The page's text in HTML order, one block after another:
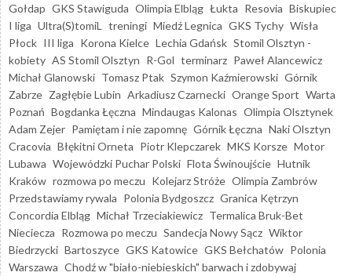
Gołdap GKS Stawiguda Olimpia Elbląg Łukta Resovia Biskupiec
I liga Ultra(S)tomiL treningi Miedź Legnica GKS Tychy Wisła
Płock III liga Korona Kielce Lechia Gdańsk Stomil Olsztyn -
kobiety AS Stomil Olsztyn R-Gol terminarz Paweł Alancewicz
Michał Glanowski Tomasz Ptak Szymon Kaźmierowski Górnik
Zabrze Zagłębie Lubin Arkadiusz Czarnecki Orange Sport Warta
Poznań Bogdanka Łęczna Mindaugas Kalonas Olimpia Olsztynek
Adam Zejer Pamiętam i nie zapomnę Górnik Łęczna Naki Olsztyn
Cracovia Błękitni Orneta Piotr Klepczarek MKS Korsze Motor
Lubawa Wojewódzki Puchar Polski Flota Świnoujście Hutnik
Kraków rozmowa po meczu Kolejarz Stróże Olimpia Zambrów
Przedstawiamy rywala Polonia Bydgoszcz Granica Kętrzyn
Concordia Elbląg Michał Trzeciakiewicz Termalica Bruk-Bet
Nieciecza Rozmowa po meczu Sandecja Nowy Sącz Wiktor
Biedrzycki Bartoszyce GKS Katowice GKS Bełchatów Polonia
Warszawa Chodź w "biało-niebieskich" barwach i zdobywaj